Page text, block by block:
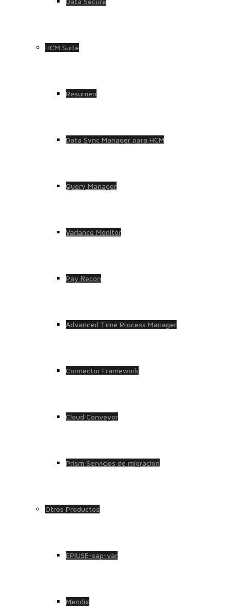
HCM Suite
Resumen
Data Sync Manager para HCM
Query Manager
Variance Monitor
Pay Recon
Advanced Time Process Manager
Connector Framework
Cloud Conveyor
Prism Servicios de migración
Otros Productos
EPIUSE-sap-var
Mendix